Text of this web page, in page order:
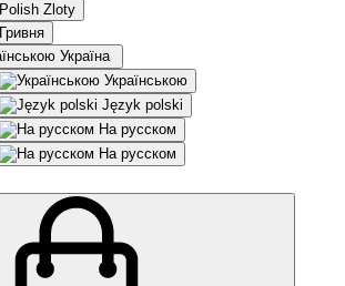
Polish Zloty
Гривня
Україна
Українською
Język polski
На русском
На русском